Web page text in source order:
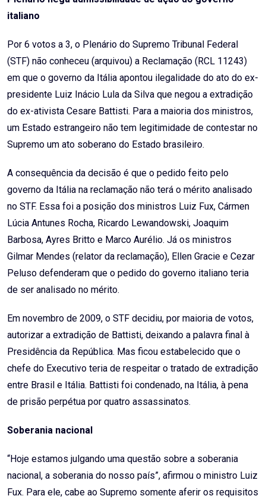
italiano
Por 6 votos a 3, o Plenário do Supremo Tribunal Federal
(STF) não conheceu (arquivou) a Reclamação (RCL 11243)
em que o governo da Itália apontou ilegalidade do ato do ex-
presidente Luiz Inácio Lula da Silva que negou a extradição
do ex-ativista Cesare Battisti. Para a maioria dos ministros,
um Estado estrangeiro não tem legitimidade de contestar no
Supremo um ato soberano do Estado brasileiro.
A consequência da decisão é que o pedido feito pelo
governo da Itália na reclamação não terá o mérito analisado
no STF. Essa foi a posição dos ministros Luiz Fux, Cármen
Lúcia Antunes Rocha, Ricardo Lewandowski, Joaquim
Barbosa, Ayres Britto e Marco Aurélio. Já os ministros
Gilmar Mendes (relator da reclamação), Ellen Gracie e Cezar
Peluso defenderam que o pedido do governo italiano teria
de ser analisado no mérito.
Em novembro de 2009, o STF decidiu, por maioria de votos,
autorizar a extradição de Battisti, deixando a palavra final à
Presidência da República. Mas ficou estabelecido que o
chefe do Executivo teria de respeitar o tratado de extradição
entre Brasil e Itália. Battisti foi condenado, na Itália, à pena
de prisão perpétua por quatro assassinatos.
Soberania nacional
“Hoje estamos julgando uma questão sobre a soberania
nacional, a soberania do nosso país”, afirmou o ministro Luiz
Fux. Para ele, cabe ao Supremo somente aferir os requisitos